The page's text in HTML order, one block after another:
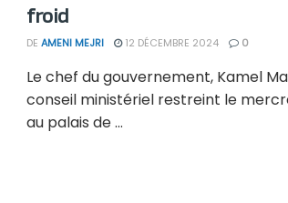
froid
DE AMENI MEJRI 12 DÉCEMBRE 2024 0
Le chef du gouvernement, Kamel
conseil ministériel restreint le
au palais de ...